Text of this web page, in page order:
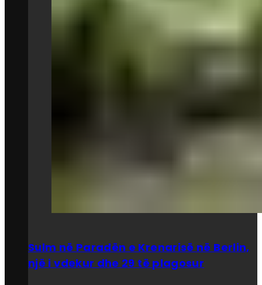
Sulm në Paradën e Krenarisë në Berlin,
një i vdekur dhe 29 të plagosur